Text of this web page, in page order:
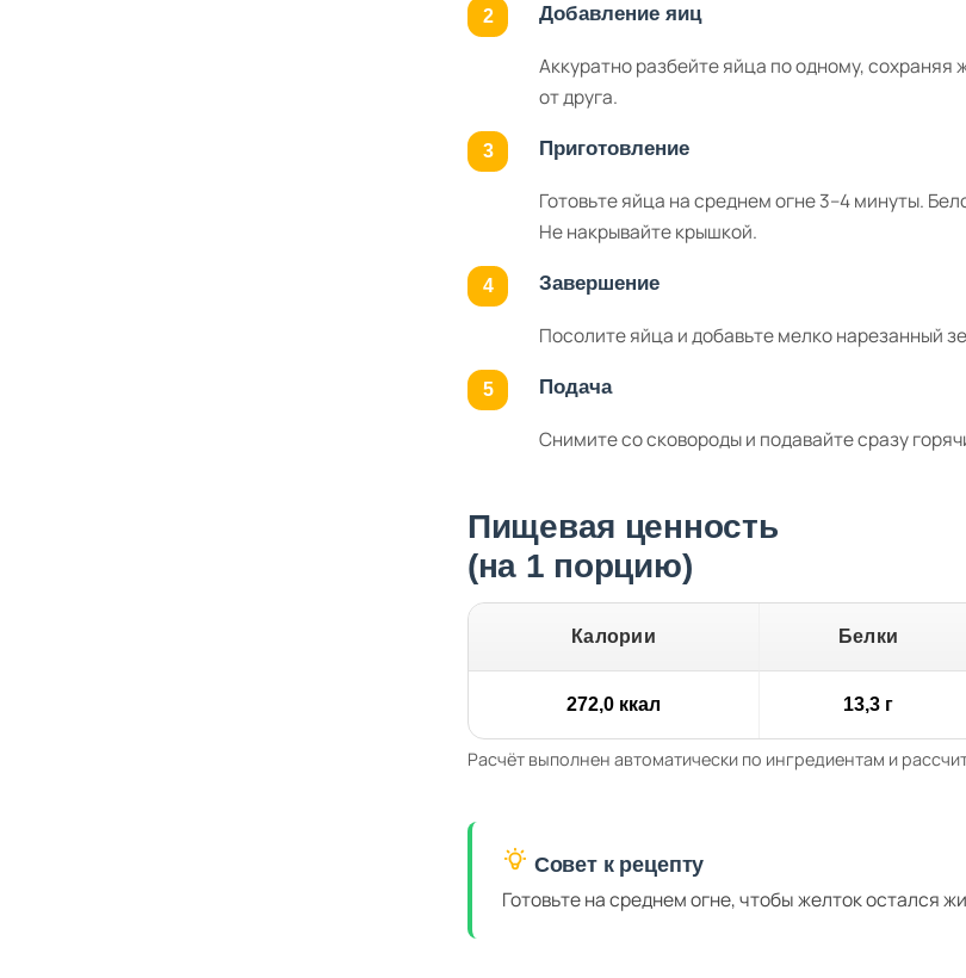
Добавление яиц
Аккуратно разбейте яйца по одному, сохраняя
от друга.
Приготовление
Готовьте яйца на среднем огне 3–4 минуты.
Не накрывайте крышкой.
Завершение
Посолите яйца и добавьте мелко нарезанный
Подача
Снимите со сковороды и подавайте сразу
Пищевая ценность
(на 1 порцию)
Калории Белки
272,0 ккал 13,3 г
Расчёт выполнен автоматически по ингредиентам и
Совет к рецепту
Готовьте на среднем огне, чтобы желток остался